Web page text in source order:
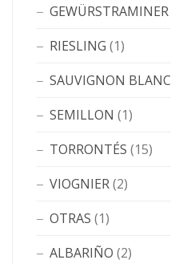
GEWÜRSTRAMINER
RIESLING (1)
SAUVIGNON BLANC
SEMILLON (1)
TORRONTÉS (15)
VIOGNIER(2)
OTRAS (1)
ALBARIÑO (2)